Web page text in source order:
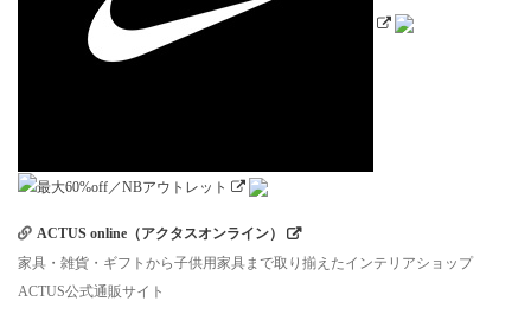
ACTUS online（アクタスオンライン）
家具・雑貨・ギフトから子供用家具まで取り揃えたインテリアショップ
ACTUS公式通販サイト